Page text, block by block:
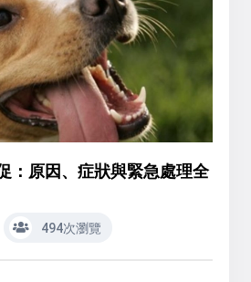
：原因、症狀與緊急處理全
494次瀏覽